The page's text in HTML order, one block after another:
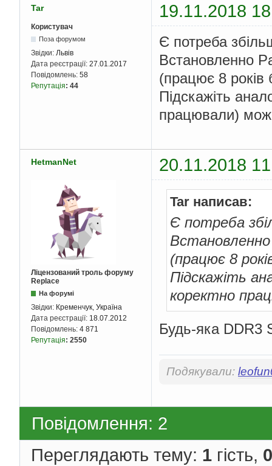
Tar 19.11.2018
Користувач
Поза форумом
Звідки: Львів
Дата реєстрації: 27.01.2017
Повідомлень: 58
Репутація: 44
Є потреба
Встановленно
(працює 8 років
Підскажіть
працювали)
HetmanNet 20.11.2018
Ліцензований троль форуму
Replace
На форумі
Звідки: Кременчук, Україна
Дата реєстрації: 18.07.2012
Повідомлень: 4 871
Репутація: 2550
Tar написав:
Є потреба
(працює 8
Підскажіть
коректно
Будь-яка DDR3
Подякували:
Повідомлення: 2
Переглядають тему: 1 гість, 0